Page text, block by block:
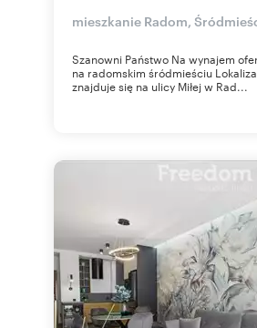
mieszkanie Radom,
Szanowni Państwo Na wynajem
na radomskim śródmieściu
znajduje się na ulicy Miłej w Rad...